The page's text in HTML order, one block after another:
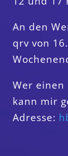
An den
qrv von
Wer einen
kann mir
Adresse: